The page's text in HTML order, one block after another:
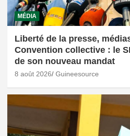
MÉDIA
Liberté de la presse,
Convention collective : le
de son nouveau mandat
8 août 2026 Guineesource